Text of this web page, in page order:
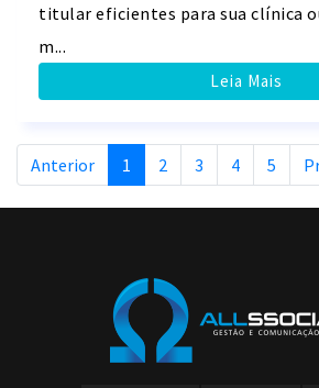
titular eficientes para sua clínica
m...
Leia Mais
Anterior 1 2 3 4 5